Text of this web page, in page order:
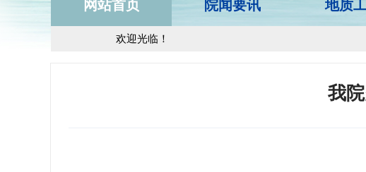
网站首页 院闻要讯 地质
欢迎光临！
我